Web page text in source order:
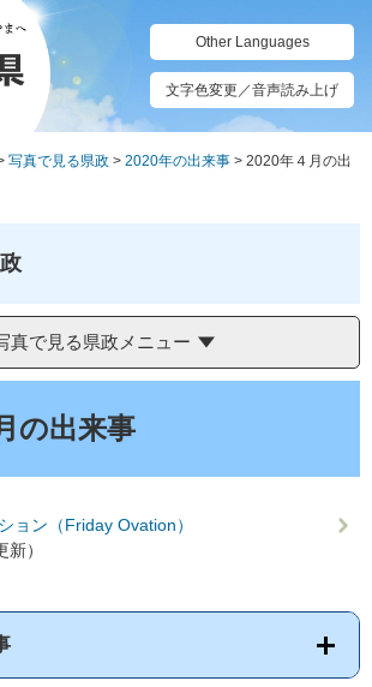
Other Languages
文字色変更／音声読み上げ
写真で見る県政 > 2020年の出来事 > 2020年４月の出
真で見る県政メニュー
の出来事
ョン（Friday Ovation）
）